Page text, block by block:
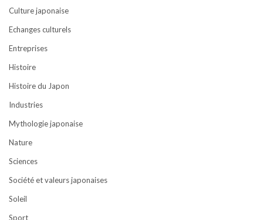
Culture japonaise
Echanges culturels
Entreprises
Histoire
Histoire du Japon
Industries
Mythologie japonaise
Nature
Sciences
Société et valeurs japonaises
Soleil
Sport